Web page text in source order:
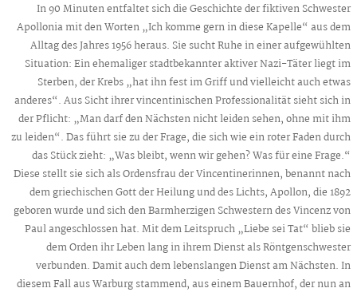
In 90 Minuten entfaltet sich die Geschichte der fiktiven Schwester
Apollonia mit den Worten „Ich komme gern in diese Kapelle“ aus dem
Alltag des Jahres 1956 heraus. Sie sucht Ruhe in einer aufgewühlten
Situation: Ein ehemaliger stadtbekannter aktiver Nazi-Täter liegt im
Sterben, der Krebs „hat ihn fest im Griff und vielleicht auch etwas
anderes“. Aus Sicht ihrer vincentinischen Professionalität sieht sich in
der Pflicht: „Man darf den Nächsten nicht leiden sehen, ohne mit ihm
zu leiden“. Das führt sie zu der Frage, die sich wie ein roter Faden durch
das Stück zieht: „Was bleibt, wenn wir gehen? Was für eine Frage.“
Diese stellt sie sich als Ordensfrau der Vincentinerinnen, benannt nach
dem griechischen Gott der Heilung und des Lichts, Apollon, die 1892
geboren wurde und sich den Barmherzigen Schwestern des Vincenz von
Paul angeschlossen hat. Mit dem Leitspruch „Liebe sei Tat“ blieb sie
dem Orden ihr Leben lang in ihrem Dienst als Röntgenschwester
verbunden. Damit auch dem lebenslangen Dienst am Nächsten. In
diesem Fall aus Warburg stammend, aus einem Bauernhof, der nun an